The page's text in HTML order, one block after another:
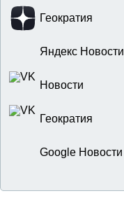
Геократия
Яндекс Новости
Новости
Геократия
Google Новости